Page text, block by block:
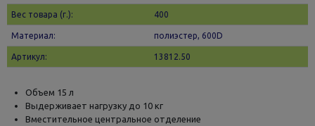
Вес товара (г.): 400
Материал: полиэстер, 600D
Артикул: 13812.50
Объем 15 л
Выдерживает нагрузку до 10 кг
Вместительное центральное отделение